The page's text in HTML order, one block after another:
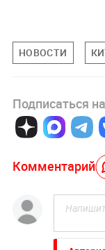
НОВОСТИ
Подписаться
Комментарий